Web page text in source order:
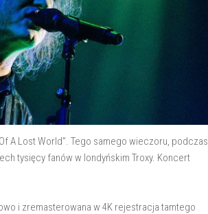
A Lost World”. Tego samego wieczoru, podczas
tysięcy fanów w londyńskim Troxy. Koncert
i zremasterowana w 4K rejestracja tamtego